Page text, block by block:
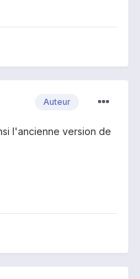
Auteur
l'ancienne version de